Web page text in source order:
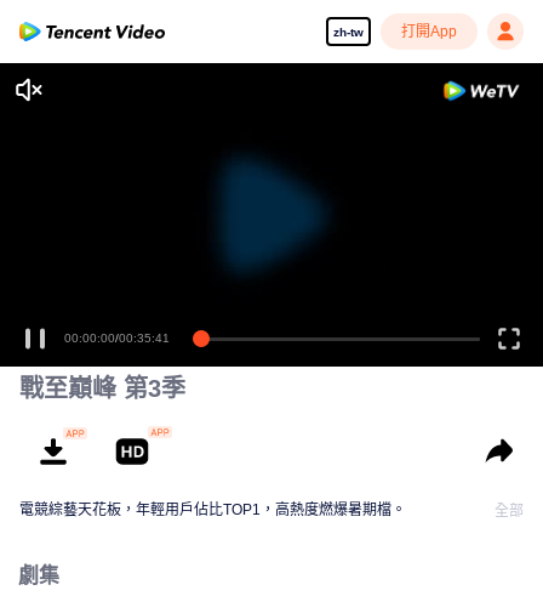
zh-tw 打開App
00:00:00/00:35:41
戰至巔峰 第3季
電競綜藝天花板，年輕用戶佔比TOP1，高熱度燃爆暑期檔。 全部
劇集